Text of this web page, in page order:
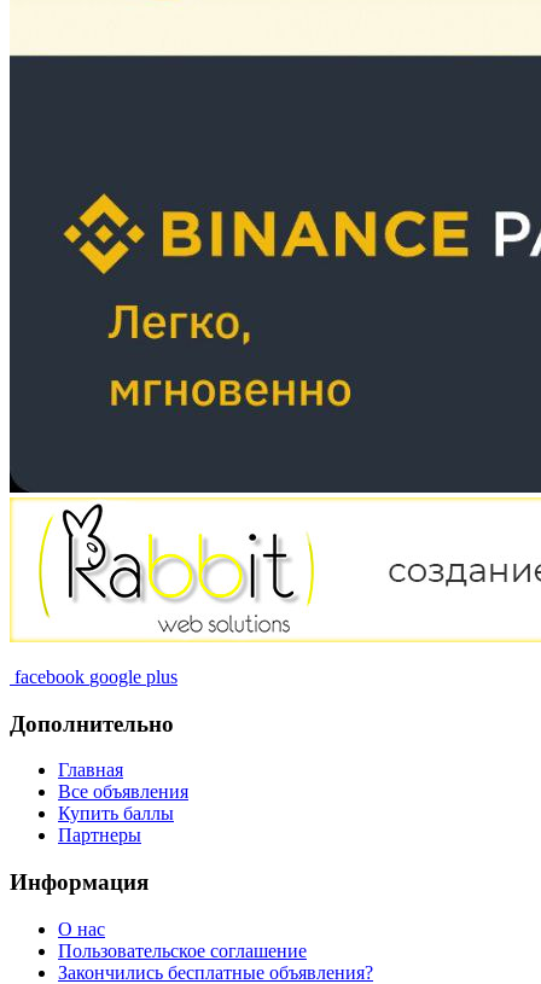
facebook google plus
Дополнительно
Главная
Все объявления
Купить баллы
Партнеры
Информация
О нас
Пользовательское соглашение
Закончились бесплатные объявления?